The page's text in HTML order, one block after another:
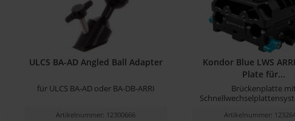
ULCS BA-AD Angled Ball Adapter
für ULCS BA-AD oder BA-DB-ARRI
Artikelnummer: 12300666
Kondor Blue LWS
Plate für...
Brückenplatte mit
Artikelnummer: